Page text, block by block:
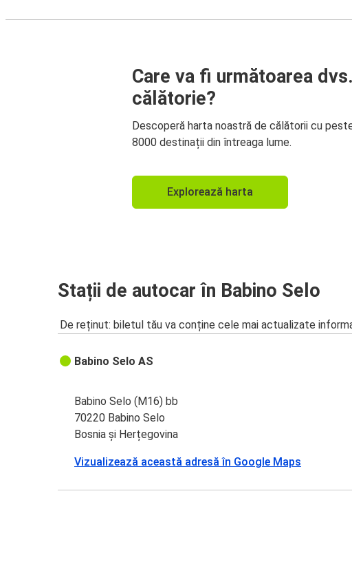
Care va fi următoarea dvs.
călătorie?
Descoperă harta noastră de călătorii cu
8000 destinații din întreaga lume.
Explorează harta
Stații de autocar în Babino Selo
De reținut: biletul tău va conține cele mai actualizate
Babino Selo AS
Babino Selo (M16) bb
70220 Babino Selo
Bosnia și Herțegovina
Vizualizează această adresă în Google Maps